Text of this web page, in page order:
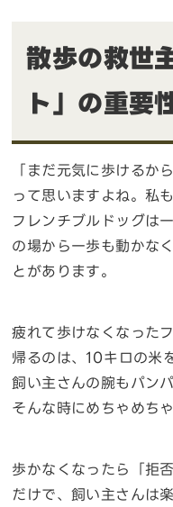
散歩の救世
ト」の重要
「まだ元気に歩けるか
って思いますよね。私
フレンチブルドッグは
の場から一歩も動かな
とがあります。
疲れて歩けなくなった
帰るのは、10キロの米
飼い主さんの腕もパン
そんな時にめちゃめち
歩かなくなったら「拒
だけで、飼い主さんは